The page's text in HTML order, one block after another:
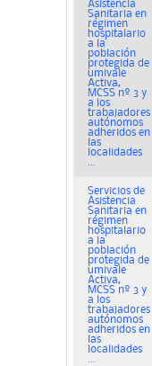
Asistencia
Sanitaria en
régimen
hospitalario
a la
población
protegida de
umivale
Activa,
MCSS nº 3 y
a los
trabajadores
autónomos
adheridos en
las
localidades
...
Servicios de
Asistencia
Sanitaria en
régimen
hospitalario
a la
población
protegida de
umivale
Activa,
MCSS nº 3 y
a los
trabajadores
autónomos
adheridos en
las
localidades
...